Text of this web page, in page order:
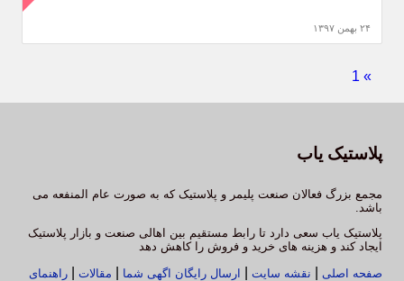
۲۴ بهمن ۱۳۹۷
»
1
پلاستیک یاب
مجمع بزرگ فعالان صنعت پلیمر و پلاستیک که به صورت عام المنفعه می
باشد.
پلاستیک یاب سعی دارد تا رابط مستقیم بین اهالی صنعت و بازار پلاستیک
ایجاد کند و هزینه های خرید و فروش را کاهش دهد
صفحه اصلی
نقشه سایت ارسال رایگان اگهی شما مقالات راهنمای